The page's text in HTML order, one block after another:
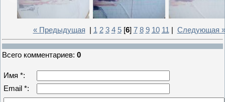
« Предыдущая 1 2 3 4 5[6] 7 8 9 10 11 Следующая »
Всего комментариев: 0
Имя *:
Email *: